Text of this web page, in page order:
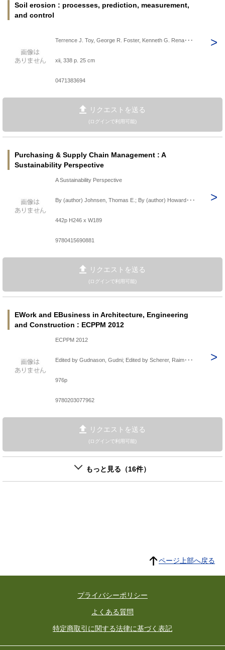
Soil erosion : processes, prediction, measurement,
and control
Terrence J. Toy, George R. Foster, Kenneth G. Rena･･･
xii, 338 p. 25 cm
0471383694
リクエストを送る
(ログインで利用可能)
Purchasing & Supply Chain Management : A
Sustainability Perspective
A Sustainability Perspective
By (author) Johnsen, Thomas E.; By (author) Howard･･･
442p H246 x W189
9780415690881
リクエストを送る
(ログインで利用可能)
EWork and EBusiness in Architecture, Engineering
and Construction : ECPPM 2012
ECPPM 2012
Edited by Gudnason, Gudni; Edited by Scherer, Raim･･･
976p
9780203077962
リクエストを送る
(ログインで利用可能)
もっと見る（16件）
ページ上部へ戻る
プライバシーポリシー
よくある質問
特定商取引に関する法律に基づく表記